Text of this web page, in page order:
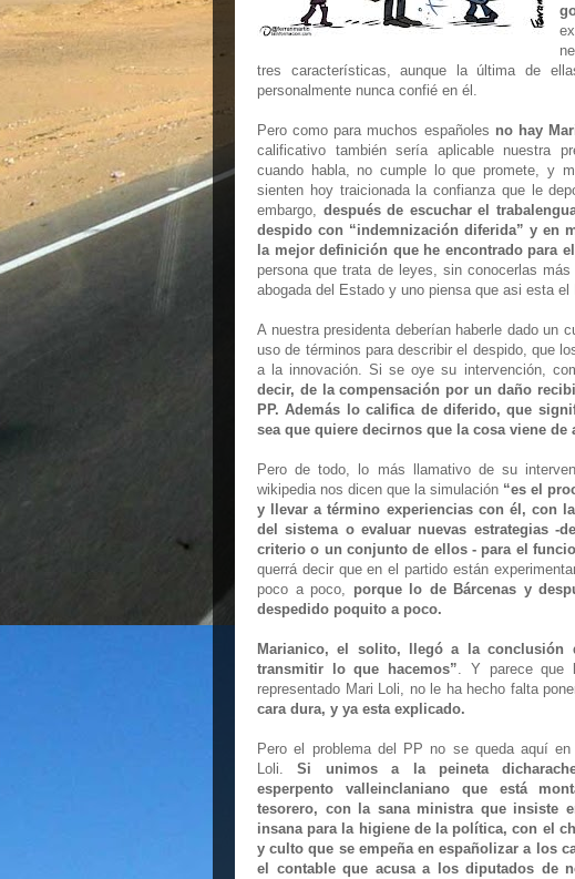
tres características, aunque la última de
personalmente nunca confié en él.
Pero como para muchos españoles no hay
calificativo también sería aplicable nuestra
cuando habla, no cumple lo que promete, y
sienten hoy traicionada la confianza que le
embargo, después de escuchar el
despido con “indemnización diferida” y en
la mejor definición que he encontrado para
persona que trata de leyes, sin conocerlas
abogada del Estado y uno piensa que asi esta el
A nuestra presidenta deberían haberle dado un
uso de términos para describir el despido, que
a la innovación. Si se oye su intervención,
decir, de la compensación por un daño
PP. Además lo califica de diferido, que
sea que quiere decirnos que la cosa viene de
Pero de todo, lo más llamativo de su
wikipedia nos dicen que la simulación “es el
y llevar a término experiencias con él, con
del sistema o evaluar nuevas estrategias
criterio o un conjunto de ellos - para el
querrá decir que en el partido están
poco a poco, porque lo de Bárcenas y
despedido poquito a poco.
Marianico, el solito, llegó a la conclusión
transmitir lo que hacemos”. Y parece que
representado Mari Loli, no le ha hecho falta
cara dura, y ya esta explicado.
Pero el problema del PP no se queda aquí en
Loli.Si unimos a la peineta
esperpento valleinclaniano que está
tesorero, con la sana ministra que insiste
insana para la higiene de la política, con el
y culto que se empeña en españolizar a los
el contable que acusa a los diputados de